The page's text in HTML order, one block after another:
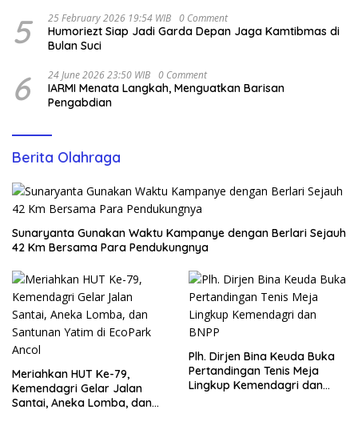
5 25 February 2026 19:54 WIB 0 Comment
Humoriezt Siap Jadi Garda Depan Jaga Kamtibmas di
Bulan Suci
6 24 June 2026 23:50 WIB 0 Comment
IARMI Menata Langkah, Menguatkan Barisan
Pengabdian
Berita Olahraga
Sunaryanta Gunakan Waktu Kampanye dengan Berlari Sejauh
42 Km Bersama Para Pendukungnya
Meriahkan HUT Ke-79,
Kemendagri Gelar Jalan
Santai, Aneka Lomba, dan
Plh. Dirjen Bina Keuda Buka
Pertandingan Tenis Meja
Lingkup Kemendagri dan